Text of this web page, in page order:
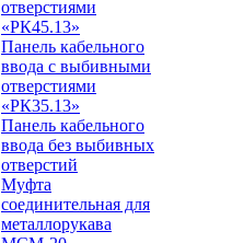
отверстиями
«РК45.13»
Панель кабельного
ввода с выбивными
отверстиями
«РК35.13»
Панель кабельного
ввода без выбивных
отверстий
Муфта
соединительная для
металлорукава